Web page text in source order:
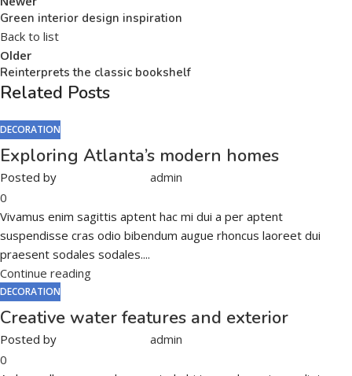
Green interior design inspiration
Back to list
Older
Reinterprets the classic bookshelf
Related Posts
DECORATION
Exploring Atlanta’s modern homes
Posted by
admin
0
Vivamus enim sagittis aptent hac mi dui a per aptent
suspendisse cras odio bibendum augue rhoncus laoreet dui
praesent sodales sodales....
Continue reading
DECORATION
Creative water features and exterior
Posted by
admin
0